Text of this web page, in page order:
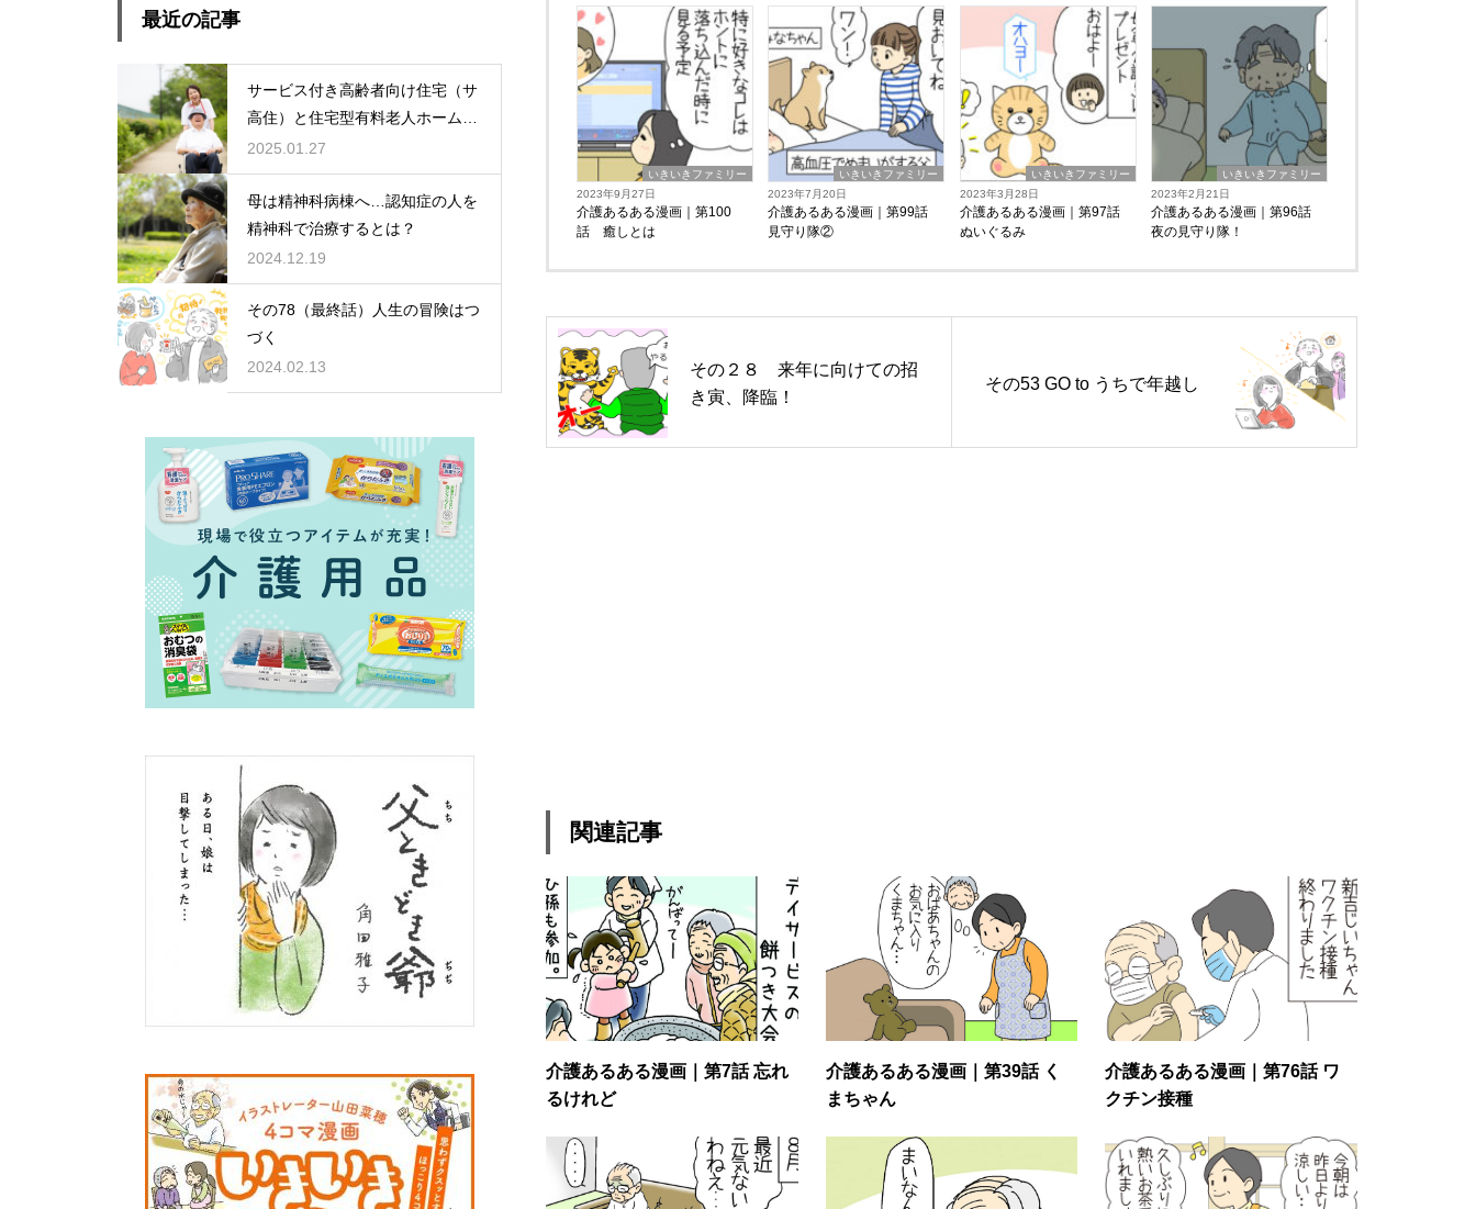
いきいきファミリー
2023年9月27日
介護あるある漫画｜第100
話 癒しとは
いきいきファミリー
2023年7月20日
介護あるある漫画｜第99話
見守り隊②
いきいきファミリー
2023年3月28日
介護あるある漫画｜第97話
ぬいぐるみ
いきいきファミリー
2023年2月21日
介護あるある漫画｜第96話
夜の見守り隊！
その２８ 来年に向けての招
き寅、降臨！
その53 GO to うちで年越し
関連記事
介護あるある漫画｜第7話 忘れ
るけれど
介護あるある漫画｜第39話 く
まちゃん
介護あるある漫画｜第76話 ワ
クチン接種
最近の記事
サービス付き高齢者向け住宅（サ
高住）と住宅型有料老人ホーム：
どちらを選ぶ？
2025.01.27
母は精神科病棟へ…認知症の人を
精神科で治療するとは？
2024.12.19
その78（最終話）人生の冒険はつ
づく
2024.02.13